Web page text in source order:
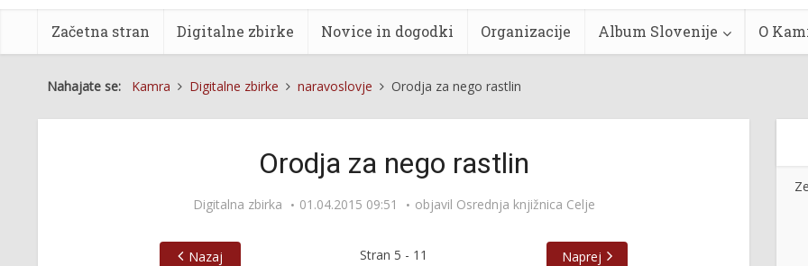
Začetna stran Digitalne zbirke Novice in dogodki Organizacije Album Slovenije O
Nahajate se: Kamra Digitalne zbirke naravoslovje Orodja za nego rastlin
Orodja za nego rastlin
Digitalna zbirka 01.04.2015 09:51 objavil Osrednja knjižnica Celje
Stran 5 - 11
Nazaj Naprej